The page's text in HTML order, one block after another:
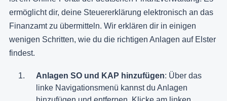
ermöglicht dir, deine Steuererklärung elektronisch an das
Finanzamt zu übermitteln. Wir erklären dir in einigen
wenigen Schritten, wie du die richtigen Anlagen auf Elster
findest.
Anlagen SO und KAP hinzufügen: Über das
linke Navigationsmenü kannst du Anlagen